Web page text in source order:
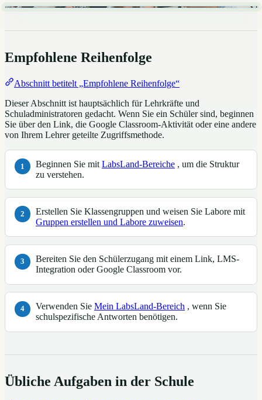
Empfohlene Reihenfolge
Abschnitt betitelt „Empfohlene Reihenfolge“
Dieser Abschnitt ist hauptsächlich für Lehrkräfte und
Schuladministratoren gedacht. Wenn Sie ein Schüler sind, beginnen
Sie über den Link, die Google Classroom-Aktivität oder eine andere
von Ihrem Lehrer geteilte Zugriffsmethode.
Beginnen Sie mit LabsLand-Bereiche , um die Struktur
zu verstehen.
Erstellen Sie Klassengruppen und weisen Sie Labore mit
Gruppen erstellen und Labore zuweisen.
Bereiten Sie den Schülerzugang mit einem Link, LMS-
Integration oder Google Classroom vor.
Verwenden Sie Mein LabsLand-Bereich , wenn Sie
schulspezifische Antworten benötigen.
Übliche Aufgaben in der Schule